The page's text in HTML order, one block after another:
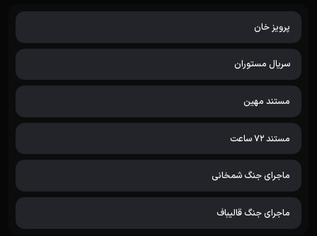
پرویز خان
سریال مستوران
مستند مهین
مستند 72 ساعت
ماجرای جنگ شمخانی
ماجرای جنگ قالیباف